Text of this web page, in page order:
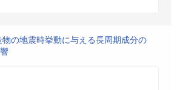
物の地震時挙動に与える長周期成分の